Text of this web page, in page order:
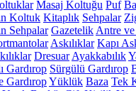
Masaj Koltuğu Puf
Koltuk Kitaplık Sehpalar
Sehpalar Gazetelik Antre
Askılıklar Kapı
Dresuar Ayakkabılık
Gardırop Sürgülü Gardırop
GardıropYüklük Baza Tek